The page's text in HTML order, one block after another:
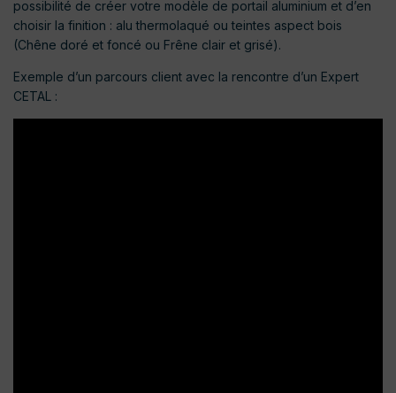
possibilité de créer votre modèle de portail aluminium et d’en
choisir la finition : alu thermolaqué ou teintes aspect bois
(Chêne doré et foncé ou Frêne clair et grisé).
Exemple d’un parcours client avec la rencontre d’un Expert
CETAL :